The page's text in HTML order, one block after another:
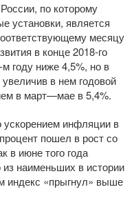
по которому
установки, является
месяцу
в конце2018-го
м году ниже 4,5%, но в
в нем годовой
в март—мае в 5,4%.
инфляции в
процент пошел в рост со
в июне того года
наименьших в истории
индекс «прыгнул» выше